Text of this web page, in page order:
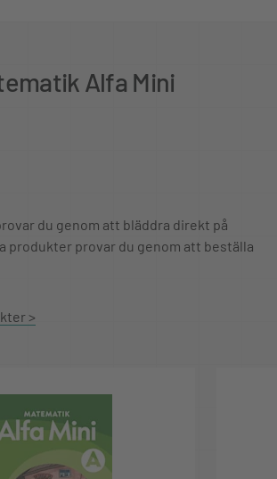
Alfa Mini
du genom att bläddra direkt på
produkter provar du genom att beställa
veckor för både tryckta och digitala
>